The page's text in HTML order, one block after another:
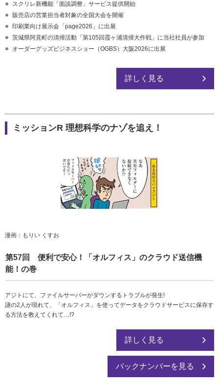
スクリレ新機能「面談調整」サービス提供開始
販売店の営業担当者対象の全国大会を開催
印刷業向け展示会「page2026」に出展
茨城県阿見町の清掃活動「第105回霞ヶ浦清掃大作戦」に当社社員が参加
オーダーグッズビジネスショー（OGBS）大阪2026に出展
詳しく見る
ミッションR 理想科学のナゾを追え！
漫画：もりい くすお
第57回 便利で安心！「オルフィス」のクラウド送信機
能！の巻
アジトにて、ファイルサーバーがダウンするトラブルが発生!
謎の2人が現れて、「オルフィス」を使ってデータをクラウドサービスに保存す
る方法を教えてくれて…!?
詳しく見る
バックナンバーを見る